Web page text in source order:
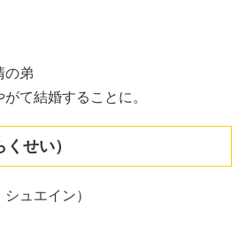
の弟
て結婚することに。
せい）
ュエイン）